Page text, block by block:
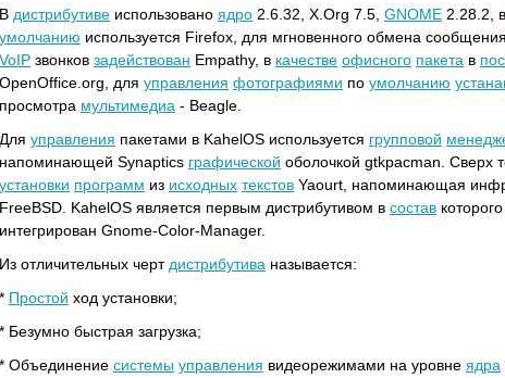
В дистрибутиве использовано ядро 2.6.32, X.Org 7.5, GNOME 2.28.2, в
умолчанию используется Firefox, для мгновенного обмена
VoIP звонков задействован Empathy, в качестве офисного пакета в
OpenOffice.org, для управления фотографиями по умолчанию
просмотра мультимедиа - Beagle.
Для управления пакетами в KahelOS используется групповой
напоминающей Synaptics графической оболочкой gtkpacman. Сверх
установки программ из исходных текстов Yaourt, напоминающая
FreeBSD. KahelOS является первым дистрибутивом в состав
интегрирован Gnome-Color-Manager.
Из отличительных черт дистрибутива называется:
* Простой ход установки;
* Безумно быстрая загрузка;
* Объединение системы управления видеорежимами на уровне ядра